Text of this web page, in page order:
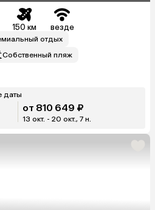
150 км везде
отдых
Собственный пляж
даты
от 810 649 ₽
13 окт. - 20 окт., 7 н.